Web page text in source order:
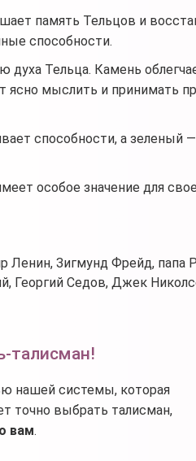
память Тельцов и
способности.
Тельца. Камень
ясно мыслить и принимать
способности, а зеленый —
особое значение для
Ленин, Зигмунд Фрейд, папа
Георгий Седов, Джек
талисман!
нашей системы, которая
точно выбрать талисман,
вам.